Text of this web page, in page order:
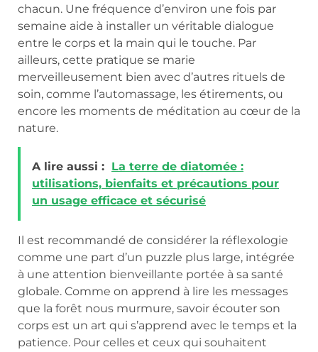
chacun. Une fréquence d’environ une fois par
semaine aide à installer un véritable dialogue
entre le corps et la main qui le touche. Par
ailleurs, cette pratique se marie
merveilleusement bien avec d’autres rituels de
soin, comme l’automassage, les étirements, ou
encore les moments de méditation au cœur de la
nature.
A lire aussi : La terre de diatomée :
utilisations, bienfaits et précautions pour
un usage efficace et sécurisé
Il est recommandé de considérer la réflexologie
comme une part d’un puzzle plus large, intégrée
à une attention bienveillante portée à sa santé
globale. Comme on apprend à lire les messages
que la forêt nous murmure, savoir écouter son
corps est un art qui s’apprend avec le temps et la
patience. Pour celles et ceux qui souhaitent